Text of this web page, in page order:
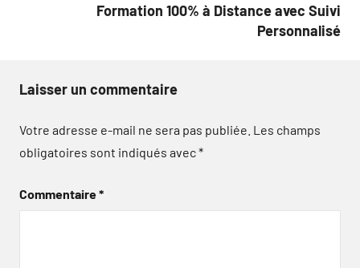
Formation 100% à Distance avec Suivi
Personnalisé
Laisser un commentaire
Votre adresse e-mail ne sera pas publiée. Les champs
obligatoires sont indiqués avec*
Commentaire*